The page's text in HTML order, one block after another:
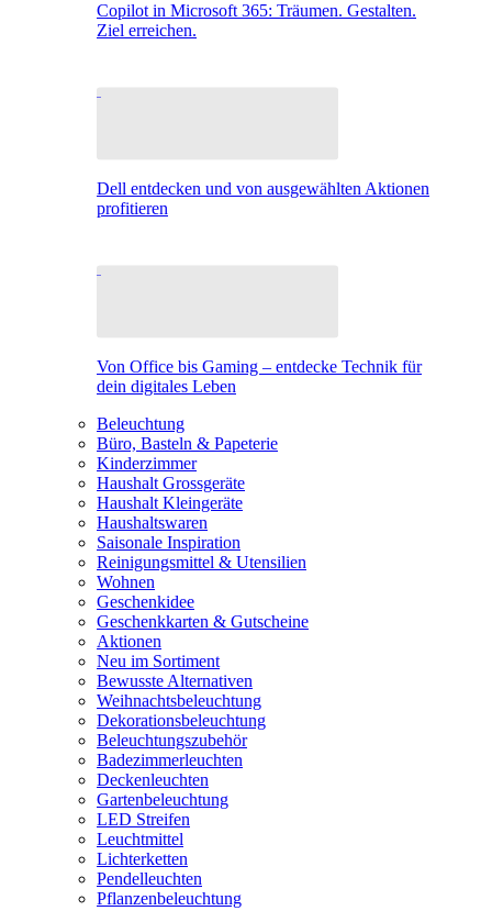
Copilot in Microsoft 365: Träumen. Gestalten.
Ziel erreichen.
Dell entdecken und von ausgewählten Aktionen
profitieren
Von Office bis Gaming – entdecke Technik für
dein digitales Leben
Beleuchtung
Büro, Basteln & Papeterie
Kinderzimmer
Haushalt Grossgeräte
Haushalt Kleingeräte
Haushaltswaren
Saisonale Inspiration
Reinigungsmittel & Utensilien
Wohnen
Geschenkidee
Geschenkkarten & Gutscheine
Aktionen
Neu im Sortiment
Bewusste Alternativen
Weihnachtsbeleuchtung
Dekorationsbeleuchtung
Beleuchtungszubehör
Badezimmerleuchten
Deckenleuchten
Gartenbeleuchtung
LED Streifen
Leuchtmittel
Lichterketten
Pendelleuchten
Pflanzenbeleuchtung